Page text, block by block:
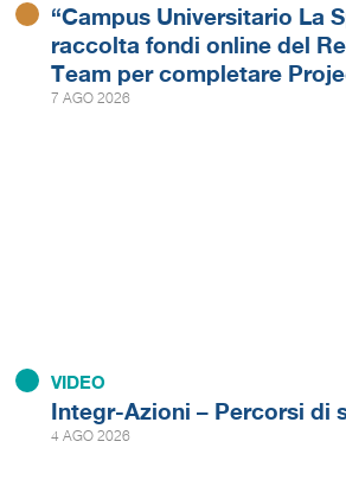
“Campus Universitario La
raccolta fondi online del
Team per completare
7 AGO 2026
VIDEO
Integr-Azioni – Percorsi di
4 AGO 2026